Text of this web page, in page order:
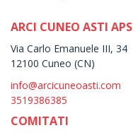
ARCI CUNEO ASTI APS
Via Carlo Emanuele III, 34
12100 Cuneo (CN)
info@arcicuneoasti.com
3519386385
COMITATI